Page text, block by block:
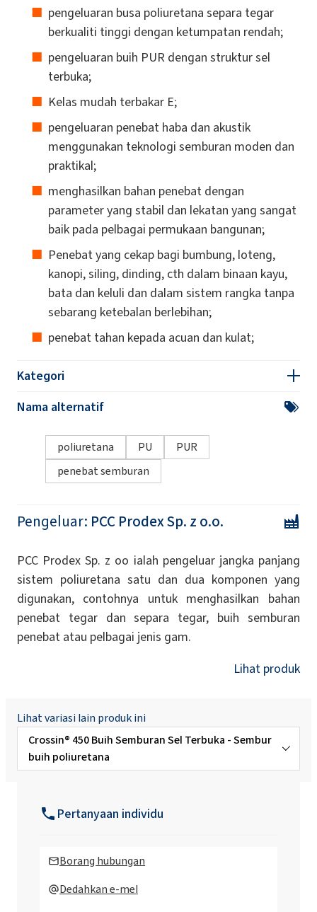
pengeluaran busa poliuretana separa tegar
berkualiti tinggi dengan ketumpatan rendah;
pengeluaran buih PUR dengan struktur sel
terbuka;
Kelas mudah terbakar E;
pengeluaran penebat haba dan akustik
menggunakan teknologi semburan moden dan
praktikal;
menghasilkan bahan penebat dengan
parameter yang stabil dan lekatan yang sangat
baik pada pelbagai permukaan bangunan;
Penebat yang cekap bagi bumbung, loteng,
kanopi, siling, dinding, cth dalam binaan kayu,
bata dan keluli dan dalam sistem rangka tanpa
sebarang ketebalan berlebihan;
penebat tahan kepada acuan dan kulat;
Kategori
Nama alternatif
poliuretana PU
PUR
penebat semburan
Pengeluar: PCC Prodex Sp. z o.o.
PCC Prodex Sp. z oo ialah pengeluar jangka panjang
sistem poliuretana satu dan dua komponen yang
digunakan, contohnya untuk menghasilkan bahan
penebat tegar dan separa tegar, buih semburan
penebat atau pelbagai jenis gam.
Lihat produk
Lihat variasi lain produk ini
Crossin® 450 Buih Semburan Sel Terbuka - Sembur
buih poliuretana
Pertanyaan individu
Borang hubungan
Dedahkan e-mel